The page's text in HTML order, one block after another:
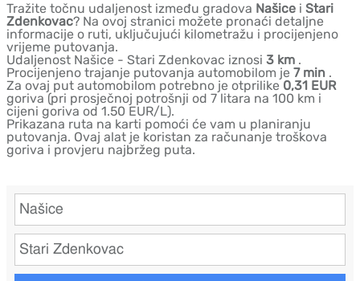
Tražite točnu udaljenost između gradova Našice i Stari
Zdenkovac? Na ovoj stranici možete pronaći detaljne
informacije o ruti, uključujući kilometražu i procijenjeno
vrijeme putovanja.
Udaljenost Našice - Stari Zdenkovac iznosi 3 km .
Procijenjeno trajanje putovanja automobilom je 7 min .
Za ovaj put automobilom potrebno je otprilike 0,31 EUR
goriva (pri prosječnoj potrošnji od 7 litara na 100 km i
cijeni goriva od 1.50 EUR/L).
Prikazana ruta na karti pomoći će vam u planiranju
putovanja. Ovaj alat je koristan za računanje troškova
goriva i provjeru najbržeg puta.